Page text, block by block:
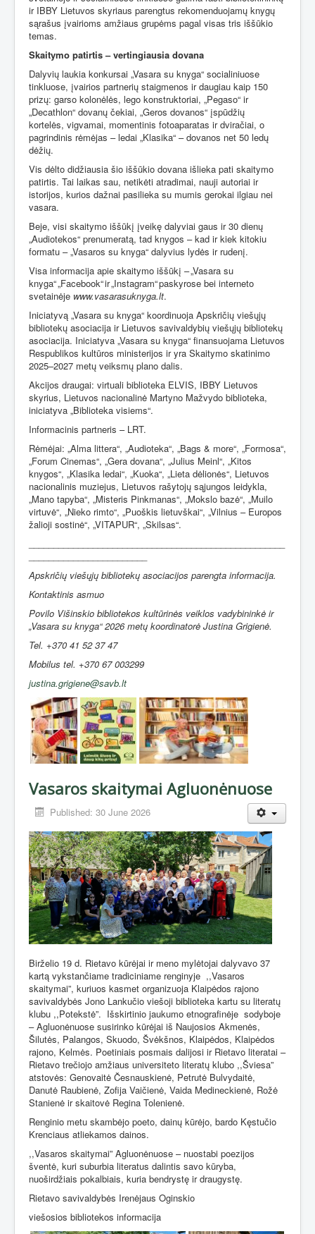
ir IBBY Lietuvos skyriaus parengtus rekomenduojamų knygų
sąrašus įvairioms amžiaus grupėms pagal visas tris iššūkio
temas.
Skaitymo patirtis – vertingiausia dovana
Dalyvių laukia konkursai „Vasara su knyga“ socialiniuose
tinkluose, įvairios partnerių staigmenos ir daugiau kaip 150
prizų: garso kolonėlės, lego konstruktoriai, „Pegaso“ ir
„Decathlon“ dovanų čekiai, „Geros dovanos“ įspūdžių
kortelės, vigvamai, momentinis fotoaparatas ir dviračiai, o
pagrindinis rėmėjas – ledai „Klasika“ – dovanos net 50 ledų
dėžių.
Vis dėlto didžiausia šio iššūkio dovana išlieka pati skaitymo
patirtis. Tai laikas sau, netikėti atradimai, nauji autoriai ir
istorijos, kurios dažnai pasilieka su mumis gerokai ilgiau nei
vasara.
Beje, visi skaitymo iššūkį įveikę dalyviai gaus ir 30 dienų
„Audiotekos“ prenumeratą, tad knygos – kad ir kiek kitokiu
formatu – „Vasaros su knyga“ dalyvius lydės ir rudenį.
Visa informacija apie skaitymo iššūkį – „Vasara su
knyga“ „Facebook“ ir „Instagram“ paskyrose bei interneto
svetainėje www.vasarasuknyga.lt.
Iniciatyvą „Vasara su knyga“ koordinuoja Apskričių viešųjų
bibliotekų asociacija ir Lietuvos savivaldybių viešųjų bibliotekų
asociacija. Iniciatyva „Vasara su knyga“ finansuojama Lietuvos
Respublikos kultūros ministerijos ir yra Skaitymo skatinimo
2025–2027 metų veiksmų plano dalis.
Akcijos draugai: virtuali biblioteka ELVIS, IBBY Lietuvos
skyrius, Lietuvos nacionalinė Martyno Mažvydo biblioteka,
iniciatyva „Biblioteka visiems“.
Informacinis partneris – LRT.
Rėmėjai: „Alma littera“, „Audioteka“, „Bags & more“, „Formosa“,
„Forum Cinemas“, „Gera dovana“, „Julius Meinl“, „Kitos
knygos“, „Klasika ledai“, „Kuoka“, „Lieta dėlionės“, Lietuvos
nacionalinis muziejus, Lietuvos rašytojų sąjungos leidykla,
„Mano tapyba“, „Misteris Pinkmanas“, „Mokslo bazė“, „Muilo
virtuvė“, „Nieko rimto“, „Puoškis lietuvškai“, „Vilnius – Europos
žalioji sostinė“, „VITAPUR“, „Skilsas“.
Apskričių viešųjų bibliotekų asociacijos parengta informacija.
Kontaktinis asmuo
Povilo Višinskio bibliotekos kultūrinės veiklos vadybininkė ir
„Vasara su knyga“ 2026 metų koordinatorė Justina Grigienė.
Tel. +370 41 52 37 47
Mobilus tel. +370 67 003299
justina.grigiene@savb.lt
Vasaros skaitymai Agluonėnuose
Published: 30 June 2026
Birželio 19 d. Rietavo kūrėjai ir meno mylėtojai dalyvavo 37
kartą vykstančiame tradiciniame renginyje ,,Vasaros
skaitymai”, kuriuos kasmet organizuoja Klaipėdos rajono
savivaldybės Jono Lankučio viešoji biblioteka kartu su literatų
klubu ,,Potekstė”. Išskirtinio jaukumo etnografinėje sodyboje
– Agluonėnuose susirinko kūrėjai iš Naujosios Akmenės,
Šilutės, Palangos, Skuodo, Švėkšnos, Klaipėdos, Klaipėdos
rajono, Kelmės. Poetiniais posmais dalijosi ir Rietavo literatai –
Rietavo trečiojo amžiaus universiteto literatų klubo ,,Šviesa”
atstovės: Genovaitė Česnauskienė, Petrutė Bulvydaitė,
Danutė Raubienė, Zofija Vaičienė, Vaida Medineckienė, Rožė
Stanienė ir skaitovė Regina Tolenienė.
Renginio metu skambėjo poeto, dainų kūrėjo, bardo Kęstučio
Krenciaus atliekamos dainos.
,,Vasaros skaitymai” Agluonėnuose – nuostabi poezijos
šventė, kuri suburbia literatus dalintis savo kūryba,
nuoširdžiais pokalbiais, kuria bendrystę ir draugystę.
Rietavo savivaldybės Irenėjaus Oginskio
viešosios bibliotekos informacija